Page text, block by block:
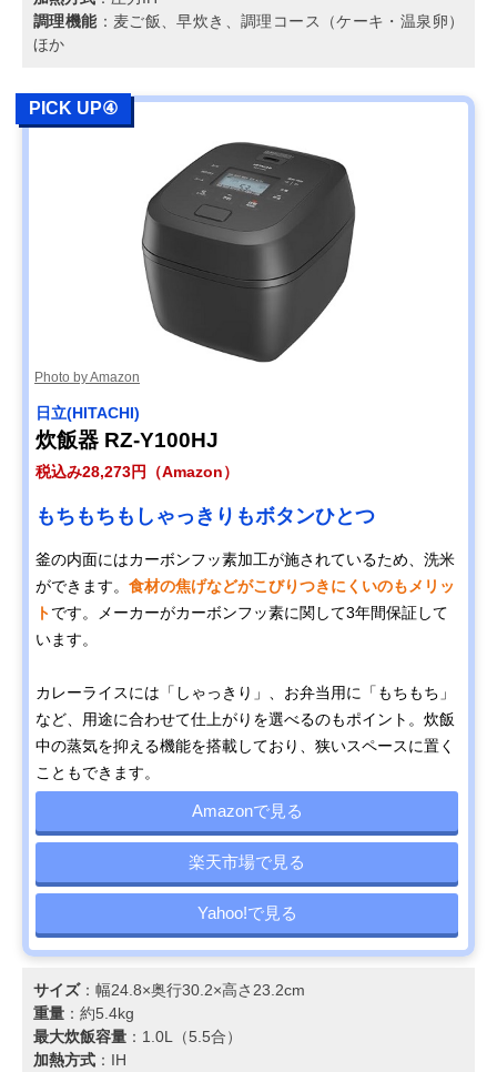
調理機能：麦ご飯、早炊き、調理コース（ケーキ・温泉卵）
ほか
PICK UP④
Photo by Amazon
日立(HITACHI)
炊飯器 RZ-Y100HJ
税込み28,273円（Amazon）
もちもちもしゃっきりもボタンひとつ
釜の内面にはカーボンフッ素加工が施されているため、洗米
ができます。 食材の焦げなどがこびりつきにくいのもメリッ
トです。メーカーがカーボンフッ素に関して3年間保証して
います。
カレーライスには「しゃっきり」、お弁当用に「もちもち」
など、用途に合わせて仕上がりを選べるのもポイント。炊飯
中の蒸気を抑える機能を搭載しており、狭いスペースに置く
こともできます。
Amazonで見る
楽天市場で見る
Yahoo!で見る
サイズ：幅24.8×奥行30.2×高さ23.2cm
重量 ：約5.4kg
最大炊飯容量 ：1.0L（5.5合）
加熱方式 ：IH